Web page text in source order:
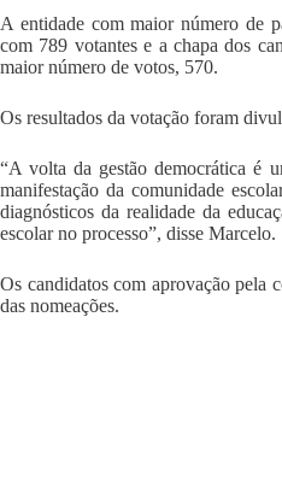
A entidade com maior número de
com 789 votantes e a chapa dos
maior número de votos, 570.
Os resultados da votação foram
“A volta da gestão democrática é
manifestação da comunidade
diagnósticos da realidade da
escolar no processo”, disse Marcelo.
Os candidatos com aprovação pela
das nomeações.